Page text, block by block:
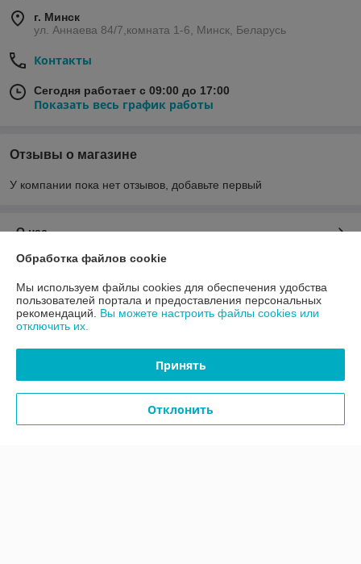
г. Минск
ул. Аннаева 84/7,комната 1-6, Минск, Беларусь
Контакты
Сегодня работает с 09:00 до 17:00
Показать весь график работы
Отзывы о магазине
У компании пока нет отзывов, добавьте первый
О нас
Доставка и оплата
График работы
Полная версия сайта
Политика обработки cookies
Обработка файлов cookie
Мы используем файлы cookies для обеспечения удобства
пользователей портала и предоставления персональных
рекомендаций. Вы можете настроить файлы cookies или
отключить их.
Принять
Отклонить